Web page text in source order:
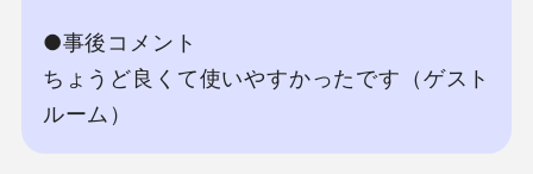
●事後コメント
ちょうど良くて使いやすかったです（ゲスト
ルーム）